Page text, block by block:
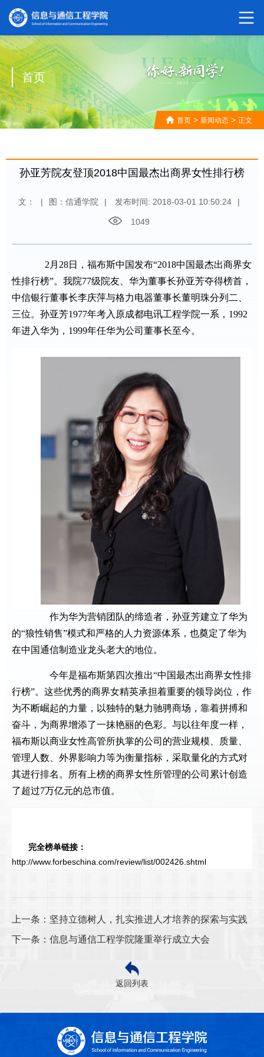
首页
首页 > 新闻动态 > 正文
孙亚芳院友登顶2018中国最杰出商界女性排行榜
文： | 图：信通学院 | 发布时间: 2018-03-01 10:50:24 |
1049
2月28日，福布斯中国发布“2018中国最杰出商界女
性排行榜”。我院77级院友、华为董事长孙亚芳夺得榜首，
中信银行董事长李庆萍与格力电器董事长董明珠分列二、
三位。孙亚芳1977年考入原成都电讯工程学院一系，1992
年进入华为，1999年任华为公司董事长至今。
作为华为营销团队的缔造者，孙亚芳建立了华为
的“狼性销售”模式和严格的人力资源体系，也奠定了华为
在中国通信制造业龙头老大的地位。
今年是福布斯第四次推出“中国最杰出商界女性排
行榜”。这些优秀的商界女精英承担着重要的领导岗位，作
为不断崛起的力量，以独特的魅力驰骋商场，靠着拼搏和
奋斗，为商界增添了一抹艳丽的色彩。与以往年度一样，
福布斯以商业女性高管所执掌的公司的营业规模、质量、
管理人数、外界影响力等为衡量指标，采取量化的方式对
其进行排名。所有上榜的商界女性所管理的公司累计创造
了超过7万亿元的总市值。
完全榜单链接：
http://www.forbeschina.com/review/list/002426.shtml
上一条：坚持立德树人，扎实推进人才培养的探索与实践
下一条：信息与通信工程学院隆重举行成立大会
返回列表